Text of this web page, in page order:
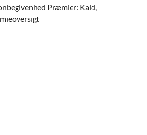
Præmier: Kald,